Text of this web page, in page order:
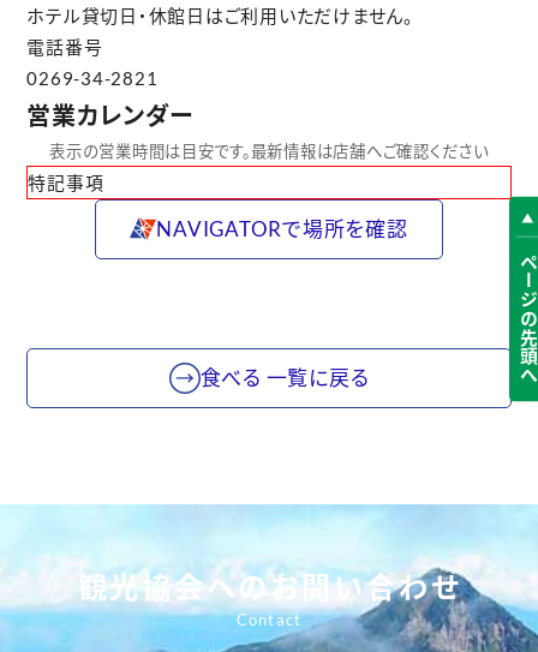
ホテル貸切日・休館日はご利用いただけません。
電話番号
0269-34-2821
営業カレンダー
表示の営業時間は目安です。最新情報は店舗へご確認ください
特記事項
NAVIGATORで場所を確認
食べる 一覧に戻る
観光協会へのお問い合わせ
ページの先頭へ